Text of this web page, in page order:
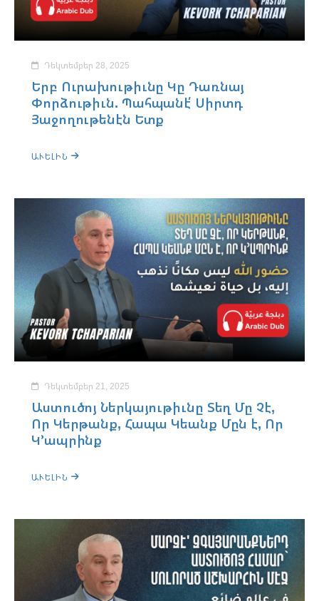
Դեկտեմբեր 28, 2025
Երբ Ուրախութիւնը Կը Դառնայ
Փորձութիւն. Պահպանէ՛ Սիրտդ
Յաջողութենէն Ետք
ԱՒԵԼԻՆ
Դեկտեմբեր 21, 2025
Աստուծոյ Ներկայութիւնը Տեղ Մը Չէ,
Որ Կերթանք, Հապա Կեանք Մըն է, Որ
Կ՚ապրինք
ԱՒԵԼԻՆ